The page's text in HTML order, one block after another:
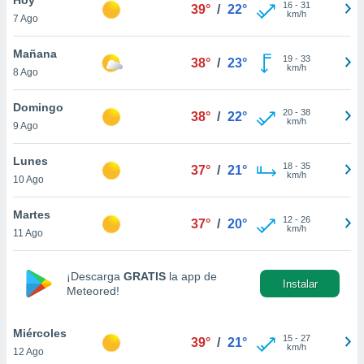
y
en
más
de
cookies
aceptar
7 Ago
39° / 22° 16- 31
km/h
Mañana
8 Ago
38° / 23° 19- 33
km/h
Domingo
9 Ago
38° / 22° 20- 38
km/h
Lunes
10 Ago
37° / 21° 18- 35
km/h
Martes
11 Ago
37° / 20° 12- 26
km/h
¡Descarga GRATIS la app de
Meteored!
Instalar
Miércoles
12 Ago
39° / 21° 15- 27
km/h